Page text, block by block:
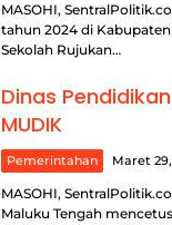
MASOHI,
tahun 2024 di
Sekolah Rujukan…
Dinas
MUDIK
Pemerintahan Maret
MASOHI,
Maluku Tengah